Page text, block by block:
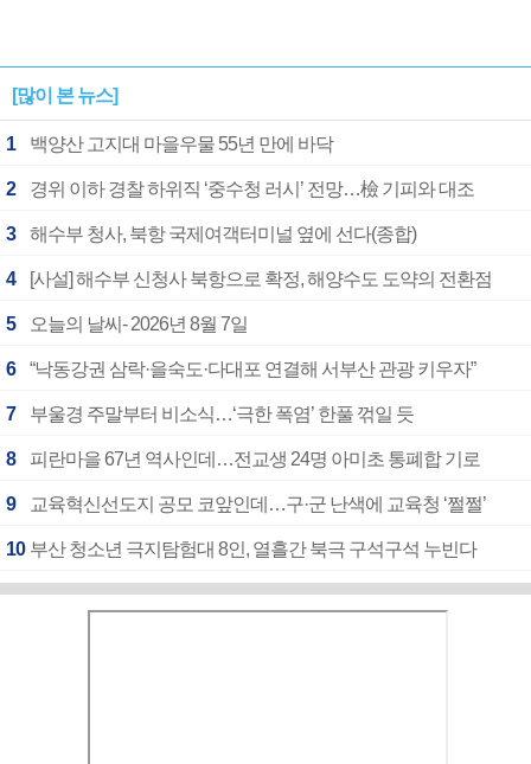
[많이 본 뉴스]
1 백양산 고지대 마을우물 55년 만에 바닥
2 경위 이하 경찰 하위직 ‘중수청 러시’ 전망…檢 기피와 대조
3 해수부 청사, 북항 국제여객터미널 옆에 선다(종합)
4 [사설] 해수부 신청사 북항으로 확정, 해양수도 도약의 전환점
5 오늘의 날씨- 2026년 8월 7일
6 “낙동강권 삼락·을숙도·다대포 연결해 서부산 관광 키우자”
7 부울경 주말부터 비소식…‘극한 폭염’ 한풀 꺾일 듯
8 피란마을 67년 역사인데…전교생 24명 아미초 통폐합 기로
9 교육혁신선도지 공모 코앞인데…구·군 난색에 교육청 ‘쩔쩔’
10 부산 청소년 극지탐험대 8인, 열흘간 북극 구석구석 누빈다